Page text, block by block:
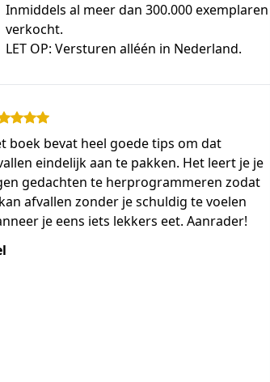
Inmiddels al meer dan 300.000 exemplaren
verkocht.
LET OP: Versturen alléén in Nederland.
boek bevat heel goede tips om dat
eindelijk aan te pakken. Het leert je je
gedachten te herprogrammeren zodat
afvallen zonder je schuldig te voelen
je eens iets lekkers eet. Aanrader!